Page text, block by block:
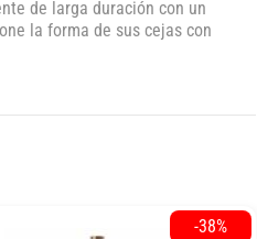
de larga duración con un
la forma de sus cejas con
-38%